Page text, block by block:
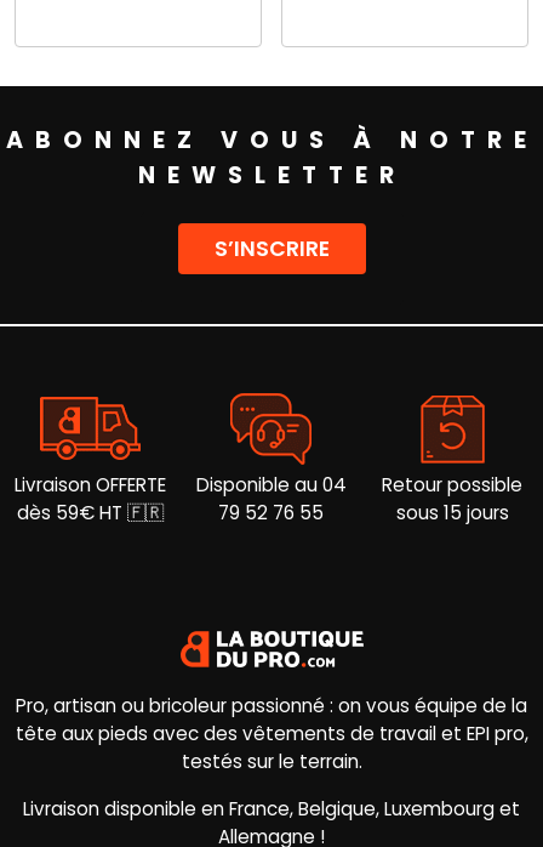
a
variations.
Les
peuvent
choisies
la
a
variations.
la
produit
ABONNEZ VOUS À NOTRE
NEWSLETTER
S’INSCRIRE
Livraison OFFERTE
dès 59€ HT 🇫🇷
Disponible au 04
79 52 76 55
Retour possible
sous 15 jours
Pro, artisan ou bricoleur passionné : on vous équipe de la
tête aux pieds avec des vêtements de travail et EPI pro,
testés sur le terrain.
Livraison disponible en France, Belgique, Luxembourg et
Allemagne !